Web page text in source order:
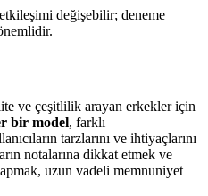
değişebilir; deneme
ve çeşitlilik arayan erkekler için
bir model, farklı
tarzlarını ve ihtiyaçlarını
notalarına dikkat etmek ve
uzun vadeli memnuniyet